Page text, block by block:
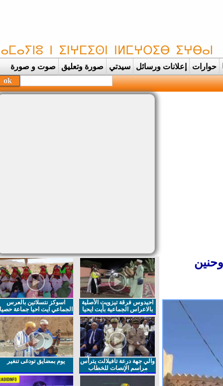
حوارات إعلانات ورسائل سيدتي صورة وتعليق صوت و صورة
احيدوس فرقة تيزويت الأصلية
بالاعراس الجماعية بأيت ايحيا
اسوكز نتسلاتين بالعرس
الجماعي ايت احيا جماعة حصيا
والي جهة درعة تافيلالت يترأس
مراسم الإنصات للخطاب
الملكي السامي بمناسبة
يوم بمضايق تودغى تنغير